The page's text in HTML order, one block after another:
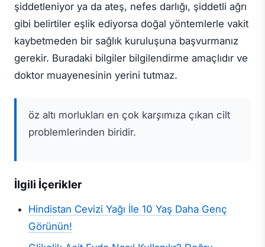
şiddetleniyor ya da ateş, nefes darlığı, şiddetli ağrı
gibi belirtiler eşlik ediyorsa doğal yöntemlerle vakit
kaybetmeden bir sağlık kuruluşuna başvurmanız
gerekir. Buradaki bilgiler bilgilendirme amaçlıdır ve
doktor muayenesinin yerini tutmaz.
öz altı morlukları en çok karşımıza çıkan cilt
problemlerinden biridir.
İlgili İçerikler
Hindistan Cevizi Yağı İle 10 Yaş Daha Genç
Görünün!